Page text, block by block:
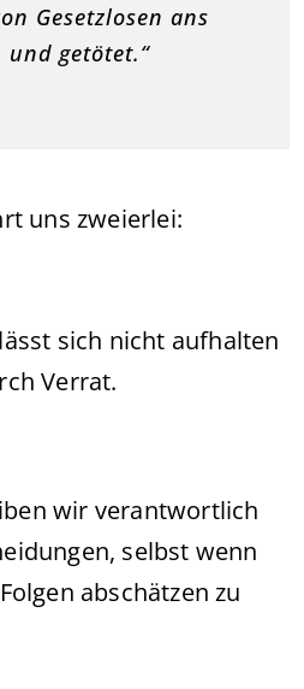
Gesetzlosen ans
und getötet.“
uns zweierlei:
sich nicht aufhalten
Verrat.
wir verantwortlich
selbst wenn
abschätzen zu